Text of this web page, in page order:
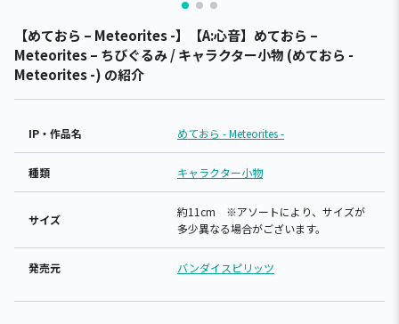
【めておら – Meteorites -】【A:心音】めておら –
Meteorites – ちびぐるみ / キャラクター小物 (めておら -
Meteorites -) の紹介
IP・作品名 めておら - Meteorites -
種類 キャラクター小物
サイズ
約11cm ※アソートにより、サイズが
多少異なる場合がございます。
発売元 バンダイスピリッツ